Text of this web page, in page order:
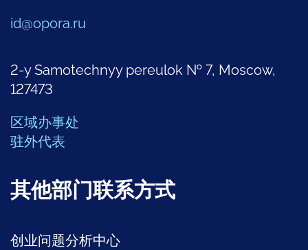
id@opora.ru
2-y Samotechnyy pereulok № 7, Moscow,
127473
区域办事处
驻外代表
其他部门联系方式
创业问题分析中心